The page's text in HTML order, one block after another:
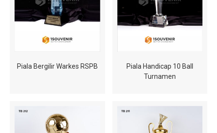
Piala Bergilir Warkes RSPB
Piala Handicap 10 Ball
Turnamen